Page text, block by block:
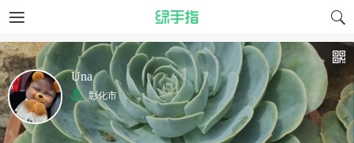
Una
彰化市